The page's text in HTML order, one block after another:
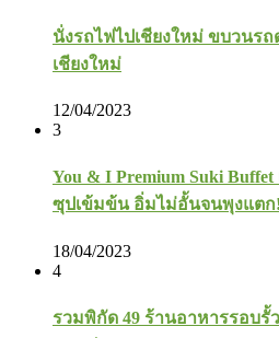
นั่งรถไฟไปเชียงใหม่ ขบวนร
เชียงใหม่
12/04/2023
3
You & I Premium Suki
ซุปเข้มข้น อิ่มไม่อั้นจนพุงแตก!
18/04/2023
4
รวมพิกัด 49 ร้านอาหารรอบ